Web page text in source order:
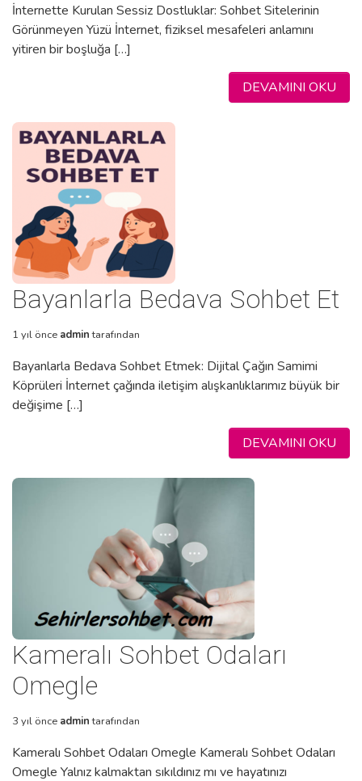
İnternette Kurulan Sessiz Dostluklar: Sohbet Sitelerinin
Görünmeyen Yüzü İnternet, fiziksel mesafeleri anlamını
yitiren bir boşluğa […]
DEVAMINI OKU
Bayanlarla Bedava Sohbet Et
1 yıl önce admintarafından
Bayanlarla Bedava Sohbet Etmek: Dijital Çağın Samimi
Köprüleri İnternet çağında iletişim alışkanlıklarımız büyük bir
değişime […]
DEVAMINI OKU
Kameralı Sohbet Odaları
Omegle
3 yıl önce admintarafından
Kameralı Sohbet Odaları Omegle Kameralı Sohbet Odaları
Omegle Yalnız kalmaktan sıkıldınız mı ve hayatınızı